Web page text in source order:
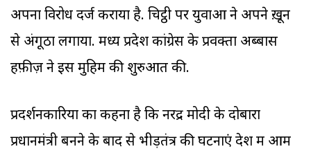
अपना विरोध दर्ज कराया है. चिट्ठी पर युवाओं ने अपने ख़ून
से अंगूठा लगाया. मध्य प्रदेश कांग्रेस के प्रवक्ता अब्बास
हफ़ीज़ ने इस मुहिम की शुरुआत की.
प्रदर्शनकारियों का कहना है कि नरेंद्र मोदी के दोबारा
प्रधानमंत्री बनने के बाद से भीड़तंत्र की घटनाएं देश में आम